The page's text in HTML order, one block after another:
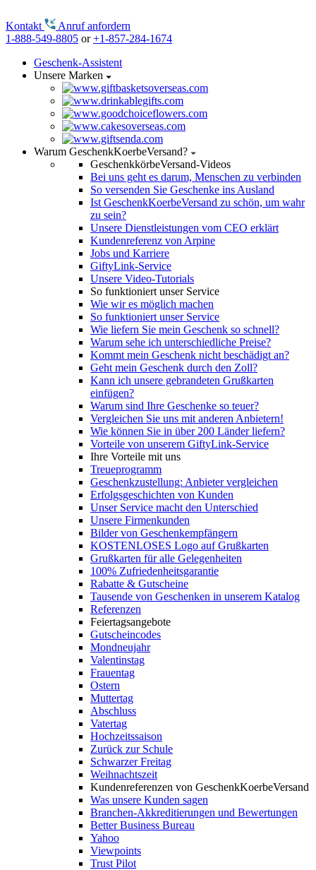
Kontakt
Anruf anfordern
1-888-549-8805 or+1-857-284-1674
Geschenk-Assistent
Unsere Marken
Warum GeschenkKoerbeVersand?
GeschenkkörbeVersand-Videos
Bei uns geht es darum, Menschen zu verbinden
So versenden Sie Geschenke ins Ausland
Ist GeschenkKoerbeVersand zu schön, um wahr
zu sein?
Unsere Dienstleistungen vom CEO erklärt
Kundenreferenz von Arpine
Jobs und Karriere
GiftyLink-Service
Unsere Video-Tutorials
So funktioniert unser Service
Wie wir es möglich machen
So funktioniert unser Service
Wie liefern Sie mein Geschenk so schnell?
Warum sehe ich unterschiedliche Preise?
Kommt mein Geschenk nicht beschädigt an?
Geht mein Geschenk durch den Zoll?
Kann ich unsere gebrandeten Grußkarten
einfügen?
Warum sind Ihre Geschenke so teuer?
Vergleichen Sie uns mit anderen Anbietern!
Wie können Sie in über 200 Länder liefern?
Vorteile von unserem GiftyLink-Service
Ihre Vorteile mit uns
Treueprogramm
Geschenkzustellung: Anbieter vergleichen
Erfolgsgeschichten von Kunden
Unser Service macht den Unterschied
Unsere Firmenkunden
Bilder von Geschenkempfängern
KOSTENLOSES Logo auf Grußkarten
Grußkarten für alle Gelegenheiten
100% Zufriedenheitsgarantie
Rabatte & Gutscheine
Tausende von Geschenken in unserem Katalog
Referenzen
Feiertagsangebote
Gutscheincodes
Mondneujahr
Valentinstag
Frauentag
Ostern
Muttertag
Abschluss
Vatertag
Hochzeitssaison
Zurück zur Schule
Schwarzer Freitag
Weihnachtszeit
Kundenreferenzen von GeschenkKoerbeVersand
Was unsere Kunden sagen
Branchen-Akkreditierungen und Bewertungen
Better Business Bureau
Yahoo
Viewpoints
Trust Pilot